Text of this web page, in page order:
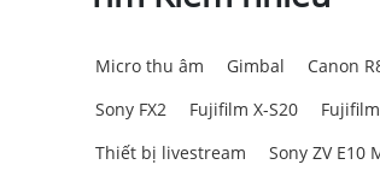
Micro thu âm Gimbal Canon
Sony FX2
Fujifilm X-S20
Thiết bị livestream
Sony ZV E10